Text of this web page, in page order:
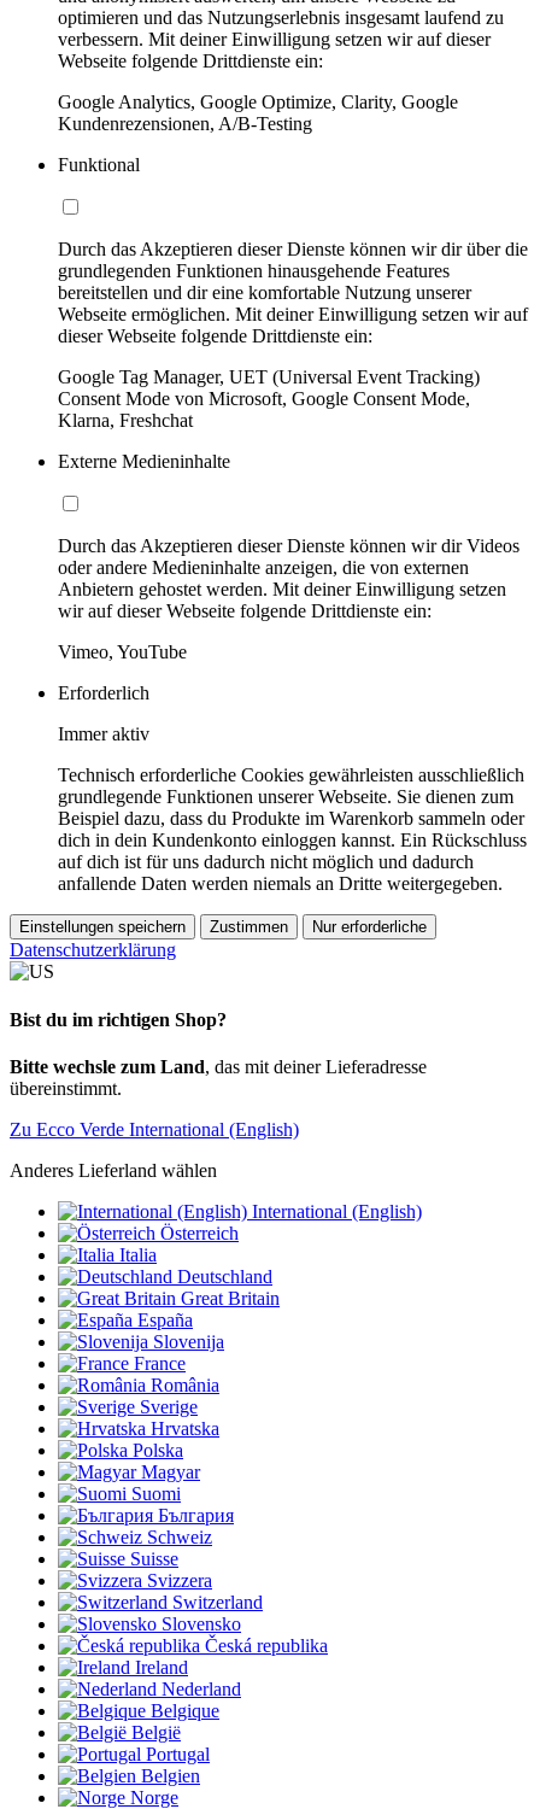
optimieren und das Nutzungserlebnis insgesamt laufend zu
verbessern. Mit deiner Einwilligung setzen wir auf dieser
Webseite folgende Drittdienste ein:
Google Analytics, Google Optimize, Clarity, Google
Kundenrezensionen, A/B-Testing
Funktional
Durch das Akzeptieren dieser Dienste können wir dir über die
grundlegenden Funktionen hinausgehende Features
bereitstellen und dir eine komfortable Nutzung unserer
Webseite ermöglichen. Mit deiner Einwilligung setzen wir auf
dieser Webseite folgende Drittdienste ein:
Google Tag Manager, UET (Universal Event Tracking)
Consent Mode von Microsoft, Google Consent Mode,
Klarna, Freshchat
Externe Medieninhalte
Durch das Akzeptieren dieser Dienste können wir dir Videos
oder andere Medieninhalte anzeigen, die von externen
Anbietern gehostet werden. Mit deiner Einwilligung setzen
wir auf dieser Webseite folgende Drittdienste ein:
Vimeo, YouTube
Erforderlich
Immer aktiv
Technisch erforderliche Cookies gewährleisten ausschließlich
grundlegende Funktionen unserer Webseite. Sie dienen zum
Beispiel dazu, dass du Produkte im Warenkorb sammeln oder
dich in dein Kundenkonto einloggen kannst. Ein Rückschluss
auf dich ist für uns dadurch nicht möglich und dadurch
anfallende Daten werden niemals an Dritte weitergegeben.
Einstellungen speichern Zustimmen Nur erforderliche
Datenschutzerklärung
Bist du im richtigen Shop?
Bitte wechsle zum Land, das mit deiner Lieferadresse
übereinstimmt.
Zu Ecco Verde International (English)
Anderes Lieferland wählen
International (English)
Österreich
Italia
Deutschland
Great Britain
España
Slovenija
France
România
Sverige
Hrvatska
Polska
Magyar
Suomi
България
Schweiz
Suisse
Svizzera
Switzerland
Slovensko
Česká republika
Ireland
Nederland
Belgique
België
Portugal
Belgien
Norge